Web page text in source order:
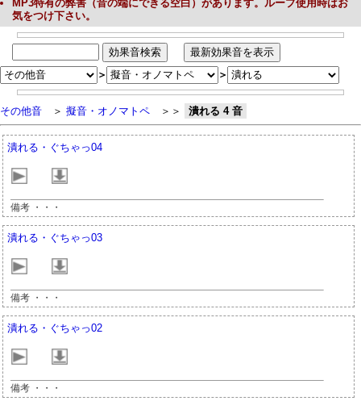
MP3特有の弊害（音の端にできる空白）があります。ループ使用時はお
気をつけ下さい。
＞ ＞
その他音 ＞ 擬音・オノマトペ ＞＞ 潰れる 4 音
潰れる・ぐちゃっ04
備考 ・・・
潰れる・ぐちゃっ03
備考 ・・・
潰れる・ぐちゃっ02
備考 ・・・